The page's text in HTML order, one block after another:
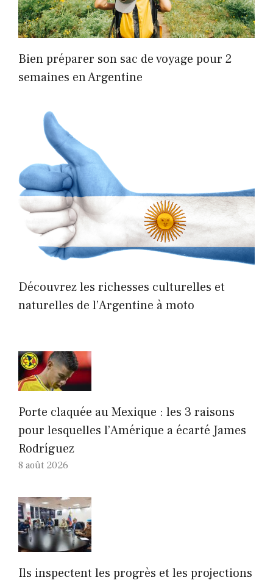
Bien préparer son sac de voyage pour 2
semaines en Argentine
Découvrez les richesses culturelles et
naturelles de l’Argentine à moto
Porte claquée au Mexique : les 3 raisons
pour lesquelles l’Amérique a écarté James
Rodríguez
8 août 2026
Ils inspectent les progrès et les projections